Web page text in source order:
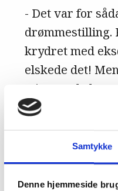
Samtykke
Denne hjemmeside
- Det var for
drømmestilling.
krydret med
elskede det!
min mand, der
nærheden, og